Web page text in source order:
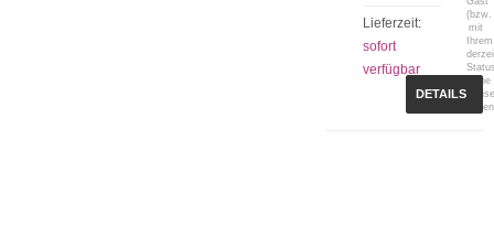
Lieferzeit:
sofort
verfügbar
(bzw.
mit
Ihrem
keine
DETAILS